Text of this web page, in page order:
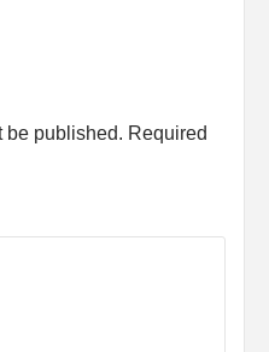
be published. Required